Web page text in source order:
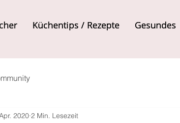
Küchentips / Rezepte Gesundes
Küchentips / Rezepte Gesundes
2020 2 Min. Lesezeit